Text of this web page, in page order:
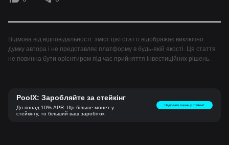
Відмова від відповідальності: зміст цієї статті відображає виключно
думку автора і не представляє платформу в будь-якій якості. Ця стаття
не повинна бути орієнтиром під час прийняття інвестиційних рішень.
PoolX: Заробляйте за стейкінг
До понад 10% APR. Що більше монет у
стейкінгу, то більший ваш заробіток.
Надіслати токени у стейкінг!